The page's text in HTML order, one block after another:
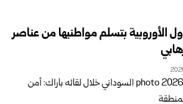
الأوروبية بتسلم مواطنيها من عناصر